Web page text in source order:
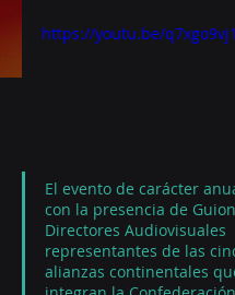
https://youtu.be/
El evento de carácter
con la presencia de
Directores Audiovisuales
representantes de las
alianzas continentales